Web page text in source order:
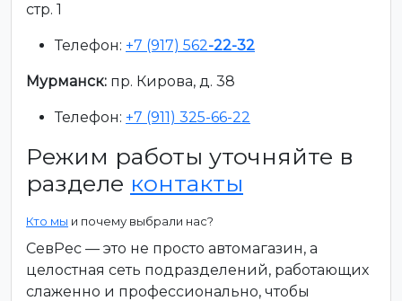
стр. 1
Телефон: +7 (917) 562-22-32
Мурманск: пр. Кирова, д. 38
Телефон: +7 (911) 325-66-22
Режим работы уточняйте в
разделе контакты
Кто мы и почему выбрали нас?
СевРес — это не просто автомагазин, а
целостная сеть подразделений, работающих
слаженно и профессионально, чтобы